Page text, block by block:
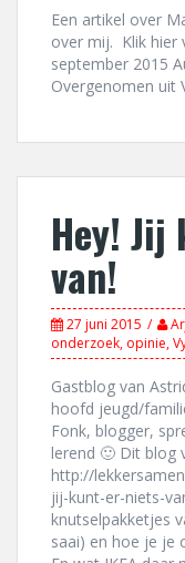
Een artikel over
over mij. Klik hier
september 2015
Overgenomen uit
Hey!
van!
27 juni 2015
onderzoek, opinie,
Gastblog van
hoofd jeugd/
Fonk, blogger,
lerend 🙂 Dit blog
http://
jij-kunt-er-niets-
knutselpakketjes
saai) en hoe je je